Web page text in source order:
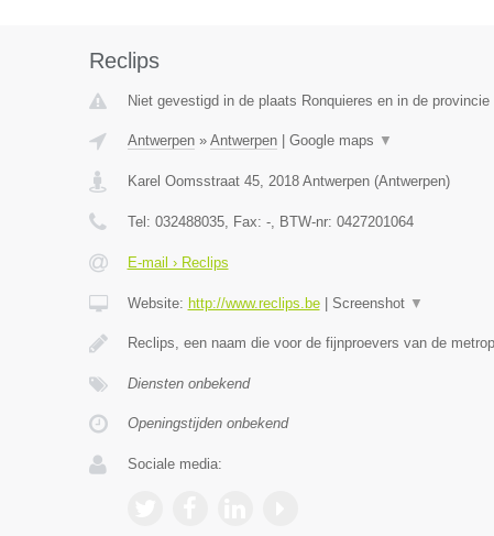
Reclips
Niet gevestigd in de plaats Ronquieres en in de provincie
Antwerpen» Antwerpen| Google maps ▼
Karel Oomsstraat 45, 2018 Antwerpen(Antwerpen)
Tel: 032488035, Fax: -, BTW-nr: 0427201064
E-mail › Reclips
Website: http://www.reclips.be| Screenshot ▼
Reclips, een naam die voor de fijnproevers van de
Diensten onbekend
Openingstijden onbekend
Sociale media: